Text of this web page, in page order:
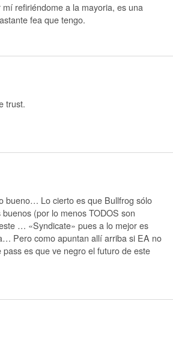
refiriéndome a la mayoria, es una
fea que tengo.
trust.
bueno… Lo cierto es que Bullfrog sólo
(por lo menos TODOS son
… «Syndicate» pues a lo mejor es
Pero como apuntan allí arriba si EA no
pass es que ve negro el futuro de este